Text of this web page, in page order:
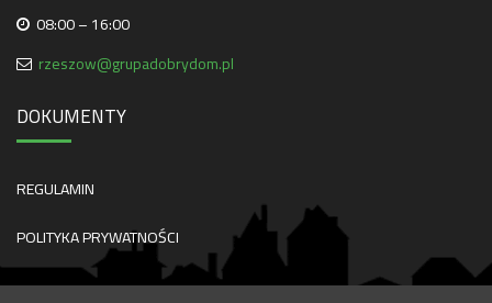
08:00 – 16:00
rzeszow@grupadobrydom.pl
DOKUMENTY
REGULAMIN
POLITYKA PRYWATNOŚCI